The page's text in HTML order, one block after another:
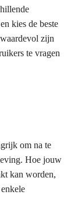
kies de beste
zijn
te vragen
om na te
Hoe jouw
kan worden,